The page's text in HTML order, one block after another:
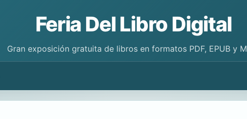
Feria Del Libro Digital
Gran exposición gratuita de libros en formatos PDF, EPUB y